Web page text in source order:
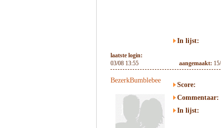
In lijst:
laatste login:
03/08 13:55
aangemaakt:
BezerkBumblebee
Score:
Commentaar:
In lijst: